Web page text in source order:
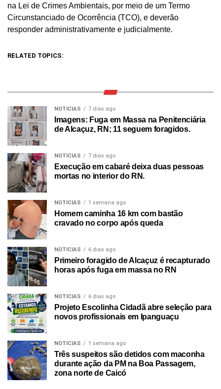
na Lei de Crimes Ambientais, por meio de um Termo
Circunstanciado de Ocorrência (TCO), e deverão
responder administrativamente e judicialmente.
RELATED TOPICS:
NOTICIAS 7 dias ago
Imagens: Fuga em Massa na Penitenciária
de Alcaçuz, RN; 11 seguem foragidos.
NOTICIAS 7 dias ago
Execução em cabaré deixa duas pessoas
mortas no interior do RN.
NOTICIAS 1 semana ago
Homem caminha 16 km com bastão
cravado no corpo após queda
NOTICIAS 6 dias ago
Primeiro foragido de Alcaçuz é recapturado
horas após fuga em massa no RN
NOTICIAS 6 dias ago
Projeto Escolinha Cidadã abre seleção para
novos profissionais em Ipanguaçu
NOTICIAS 1 semana ago
Três suspeitos são detidos com maconha
durante ação da PM na Boa Passagem,
zona norte de Caicó